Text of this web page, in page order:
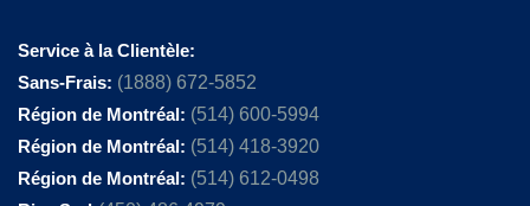
Service à la Clientèle:
Sans-Frais: (1888) 672-5852
Région de Montréal: (514) 600-5994
Région de Montréal: (514) 418-3920
Région de Montréal: (514) 612-0498